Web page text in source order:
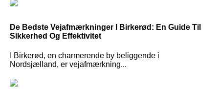
De Bedste Vejafmærkninger I Birkerød: En Guide Til
Sikkerhed Og Effektivitet
I Birkerød, en charmerende by beliggende i
Nordsjælland, er vejafmærkning...